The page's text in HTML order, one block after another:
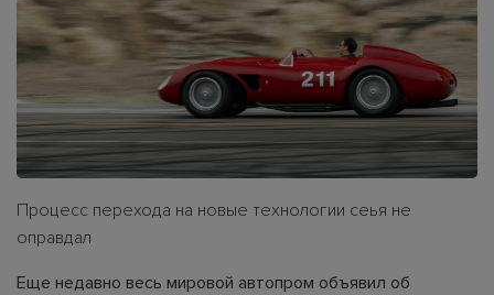
Процесс перехода на новые технологии сеья не
оправдал
Еще недавно весь мировой автопром объявил об